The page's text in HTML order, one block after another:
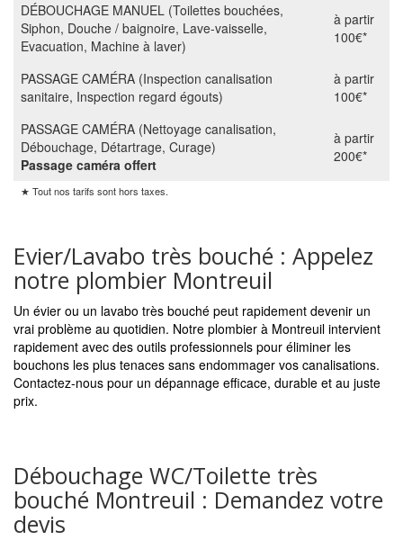
DÉBOUCHAGE MANUEL (Toilettes bouchées,
Siphon, Douche / baignoire, Lave-vaisselle,
Evacuation, Machine à laver)
à partir
100€*
PASSAGE CAMÉRA (Inspection canalisation
sanitaire, Inspection regard égouts)
à partir
100€*
PASSAGE CAMÉRA (Nettoyage canalisation,
Débouchage, Détartrage, Curage)
Passage caméra offert
à partir
200€*
★ Tout nos tarifs sont hors taxes.
Evier/Lavabo très bouché : Appelez
notre plombier Montreuil
Un évier ou un lavabo très bouché peut rapidement devenir un
vrai problème au quotidien. Notre plombier à Montreuil intervient
rapidement avec des outils professionnels pour éliminer les
bouchons les plus tenaces sans endommager vos canalisations.
Contactez-nous pour un dépannage efficace, durable et au juste
prix.
Débouchage WC/Toilette très
bouché Montreuil : Demandez votre
devis